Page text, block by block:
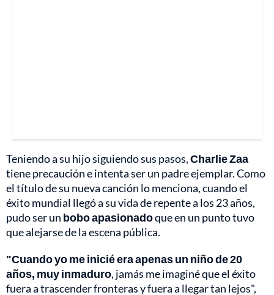
Teniendo a su hijo siguiendo sus pasos,Charlie Zaa
tiene precaución e intenta ser un padre ejemplar. Como
el título de su nueva canción lo menciona, cuando el
éxito mundial llegó a su vida de repente a los 23 años,
pudo ser un bobo apasionadoque en un punto tuvo
que alejarse de la escena pública.
"Cuando yo me inicié era apenas un niño de 20
años, muy inmaduro, jamás me imaginé que el éxito
fuera a trascender fronteras y fuera a llegar tan lejos",